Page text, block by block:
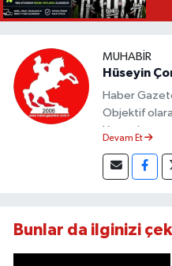
MUHABIR
Hüseyin
Haber
Objektif
Yapmaktayım.
Devam Et
Bunlar da ilginizi